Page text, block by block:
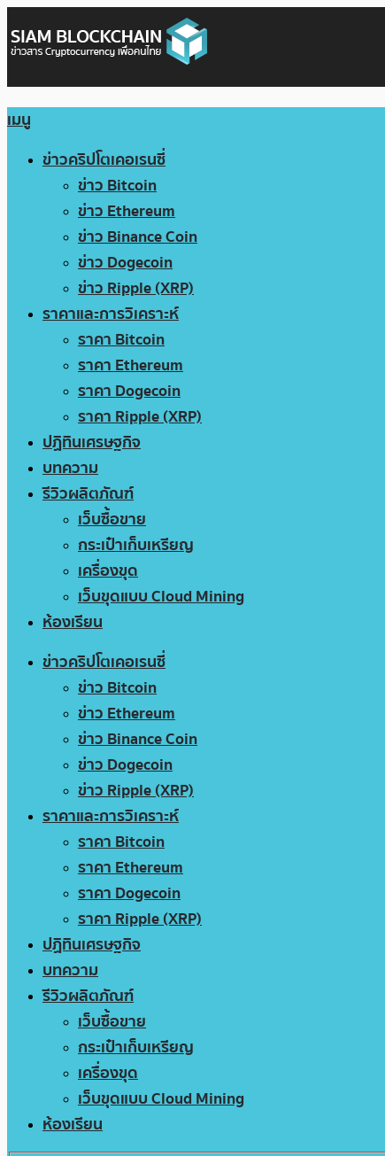
เมนู
ข่าวคริปโตเคอเรนซี่
ข่าว Bitcoin
ข่าว Ethereum
ข่าว Binance Coin
ข่าว Dogecoin
ข่าว Ripple (XRP)
ราคาและการวิเคราะห์
ราคา Bitcoin
ราคา Ethereum
ราคา Dogecoin
ราคา Ripple (XRP)
ปฏิทินเศรษฐกิจ
บทความ
รีวิวผลิตภัณฑ์
เว็บซื้อขาย
กระเป๋าเก็บเหรียญ
เครื่องขุด
เว็บขุดแบบ Cloud Mining
ห้องเรียน
ข่าวคริปโตเคอเรนซี่
ข่าว Bitcoin
ข่าว Ethereum
ข่าว Binance Coin
ข่าว Dogecoin
ข่าว Ripple (XRP)
ราคาและการวิเคราะห์
ราคา Bitcoin
ราคา Ethereum
ราคา Dogecoin
ราคา Ripple (XRP)
ปฏิทินเศรษฐกิจ
บทความ
รีวิวผลิตภัณฑ์
เว็บซื้อขาย
กระเป๋าเก็บเหรียญ
เครื่องขุด
เว็บขุดแบบ Cloud Mining
ห้องเรียน